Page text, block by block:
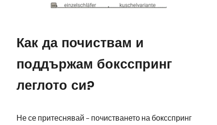
Как да почиствам и
поддържам боксспринг
леглото си?
Не се притеснявай – почистването на боксспринг